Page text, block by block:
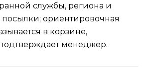
службы, региона и
посылки; ориентировочная
в корзине,
менеджер.